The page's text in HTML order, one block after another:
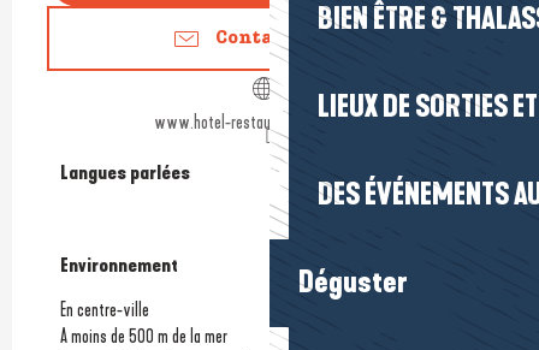
BIEN ÊTRE &
LIEUX DE SORTIES
DES ÉVÉNEMENTS
Déguster
Contactez-nous
www.hotel-restaurantdelaposte.com
Langues parlées
Langues parlées
Environnement
Environnement
En centre-ville
A moins de 500 m de la mer